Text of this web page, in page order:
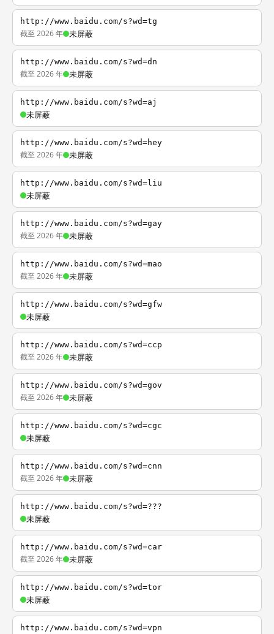
http://www.baidu.com/s?wd=tg
截至 2026 年 未屏蔽
http://www.baidu.com/s?wd=dn
截至 2026 年 未屏蔽
http://www.baidu.com/s?wd=aj
未屏蔽
http://www.baidu.com/s?wd=hey
截至 2026 年 未屏蔽
http://www.baidu.com/s?wd=liu
未屏蔽
http://www.baidu.com/s?wd=gay
截至 2026 年 未屏蔽
http://www.baidu.com/s?wd=mao
截至 2026 年 未屏蔽
http://www.baidu.com/s?wd=gfw
未屏蔽
http://www.baidu.com/s?wd=ccp
截至 2026 年 未屏蔽
http://www.baidu.com/s?wd=gov
截至 2026 年 未屏蔽
http://www.baidu.com/s?wd=cgc
未屏蔽
http://www.baidu.com/s?wd=cnn
截至 2026 年 未屏蔽
http://www.baidu.com/s?wd=???
未屏蔽
http://www.baidu.com/s?wd=car
截至 2026 年 未屏蔽
http://www.baidu.com/s?wd=tor
未屏蔽
http://www.baidu.com/s?wd=vpn